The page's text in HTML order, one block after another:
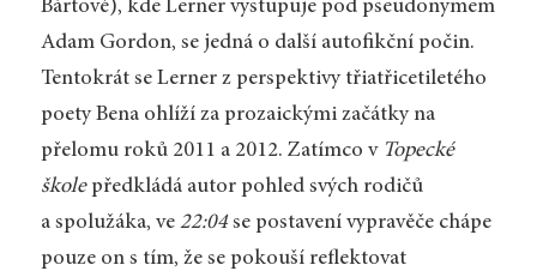
Bártové), kde Lerner vystupuje pod pseudonymem
Adam Gordon, se jedná o další autofikční počin.
Tentokrát se Lerner z perspektivy třiatřicetiletého
poety Bena ohlíží za prozaickými začátky na
přelomu roků 2011 a 2012. Zatímco v Topecké
škole předkládá autor pohled svých rodičů
a spolužáka, ve 22:04se postavení vypravěče chápe
pouze on s tím, že se pokouší reflektovat